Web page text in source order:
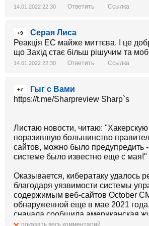
14.01.2022 22:30 Ответить Ссылка
+9
Серая Лиса
Реакція ЕС майже миттєва. І це
що Захід стає більш рішучим та
14.01.2022 22:30 Ответить Ссылка
+7
Гыг с Вами
https://t.me/Sharpreview Sharp`s
Листаю новости, читаю: "Хакерскую
поразившую большинство
сайтов, можно было предупредить
системе было известно еще с мая!"
Оказывается, кибератаку удалось
благодаря уязвимости системы
содержимым веб-сайтов October
обнаруженной еще в мае 2021
сначала сообщила американская
Зеттер.
показать весь комментарий